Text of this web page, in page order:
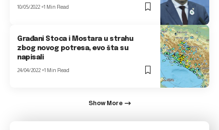
10/05/2022 1 Min Read
Građani Stoca i Mostara u strahu
zbog novog potresa, evo šta su
napisali
24/04/2022 1 Min Read
Show More